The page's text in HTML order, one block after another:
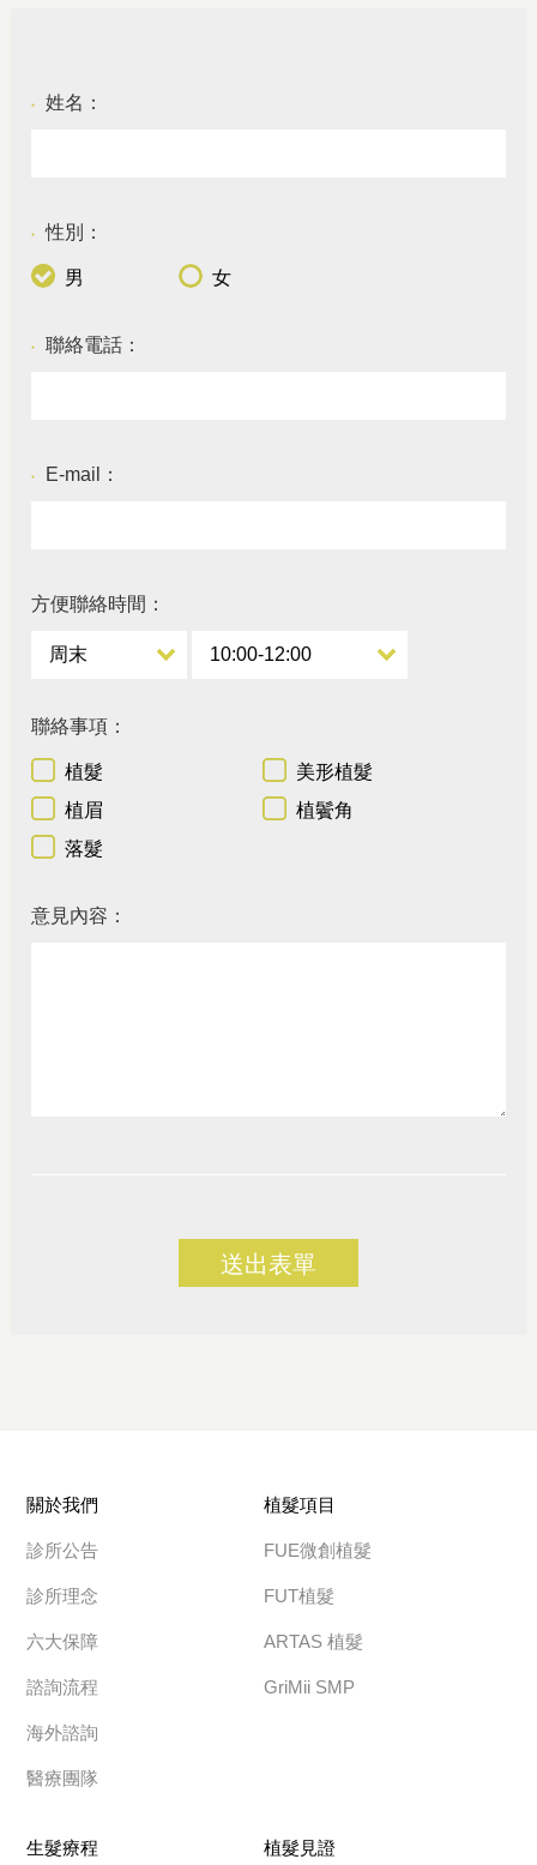
● 姓名：
● 性別：
男 女
● 聯絡電話：
● E-mail：
方便聯絡時間：
聯絡事項：
植髮
美形植髮
植眉
植鬢角
落髮
意見內容：
送出表單
關於我們
診所公告
診所理念
六大保障
諮詢流程
海外諮詢
醫療團隊
植髮項目
FUE微創植髮
FUT植髮
ARTAS 植髮
GriMii SMP
生髮療程 植髮見證